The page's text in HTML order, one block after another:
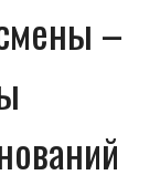
–